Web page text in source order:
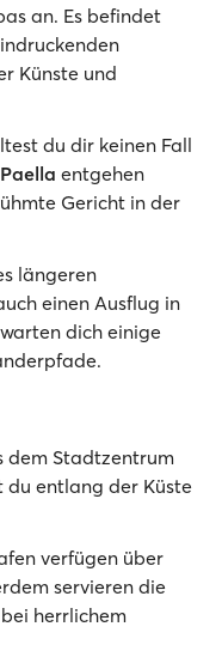
an. Es befindet
Künste und
du dir keinen Fall
entgehen
Gericht in der
längeren
einen Ausflug in
dich einige
dem Stadtzentrum
du entlang der Küste
verfügen über
servieren die
herrlichem